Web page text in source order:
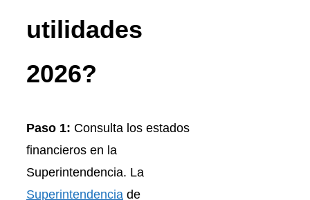
utilidades
2026?
Paso 1: Consulta los estados
financieros en la
Superintendencia. La
Superintendencia de